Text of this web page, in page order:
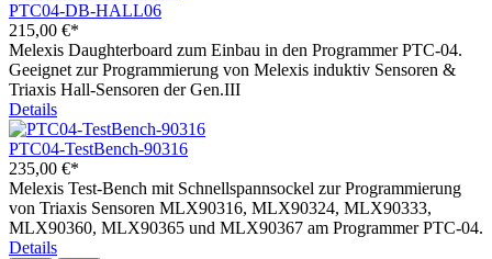
PTC04-DB-HALL06
215,00 €*
Melexis Daughterboard zum Einbau in den Programmer PTC-04.
Geeignet zur Programmierung von Melexis induktiv Sensoren &
Triaxis Hall-Sensoren der Gen.III
Details
PTC04-TestBench-90316
235,00 €*
Melexis Test-Bench mit Schnellspannsockel zur Programmierung
von Triaxis Sensoren MLX90316, MLX90324, MLX90333,
MLX90360, MLX90365 und MLX90367 am Programmer PTC-04.
Details